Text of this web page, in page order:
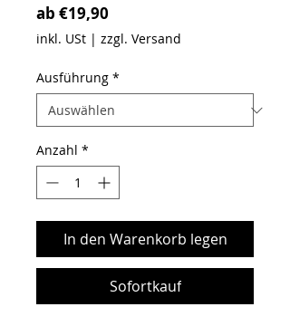
ab €19,90
inkl. USt | zzgl. Versand
Ausführung *
Anzahl *
In den Warenkorb legen
Sofortkauf